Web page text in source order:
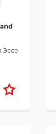
Эссе